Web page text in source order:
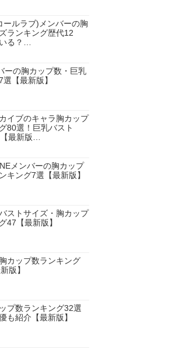
ールラブ)メンバーの胸
ランキング歴代12
る？…
ーの胸カップ数・巨乳
【最新版】
イブのキャラ胸カップ
80選！巨乳バスト
最新版…
メンバーの胸カップ
キング7選【最新版】
ストサイズ・胸カップ
47【最新版】
カップ数ランキング
版】
プ数ランキング32選
も紹介【最新版】